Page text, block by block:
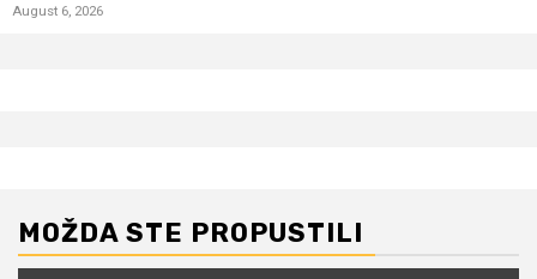
August 6, 2026
MOŽDA STE PROPUSTILI